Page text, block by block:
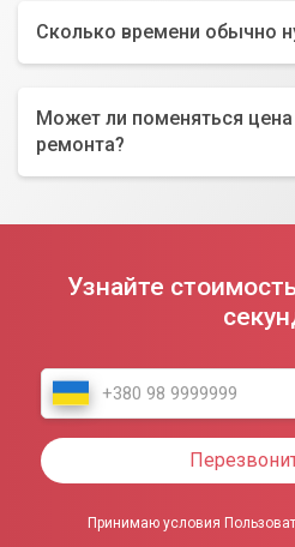
Сколько времени обычно
Может ли поменяться
ремонта?
Узнайте
Принимаю условия